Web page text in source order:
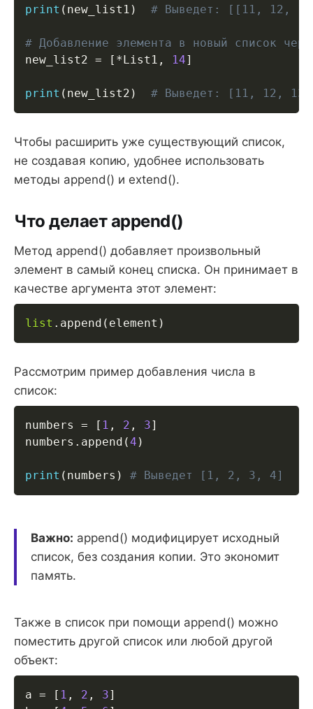
print ( new_list1 ) # Выведет: [[11, 12,
# Добавление элемента в новый список
new_list2 = [ *List1 , 14]
print ( new_list2 ) # Выведет: [11, 12,
Чтобы расширить уже существующий список,
не создавая копию, удобнее использовать
методы append() и extend().
Что делает append()
Метод append() добавляет произвольный
элемент в самый конец списка. Он принимает в
качестве аргумента этот элемент:
list . append ( element )
Рассмотрим пример добавления числа в
список:
numbers = [ 1 , 2 , 3]
numbers . append (4 )
print ( numbers ) # Выведет [1, 2, 3, 4]
Важно: append() модифицирует исходный
список, без создания копии. Это экономит
память.
Также в список при помощи append() можно
поместить другой список или любой другой
объект:
a = [ 1 , 2 , 3]